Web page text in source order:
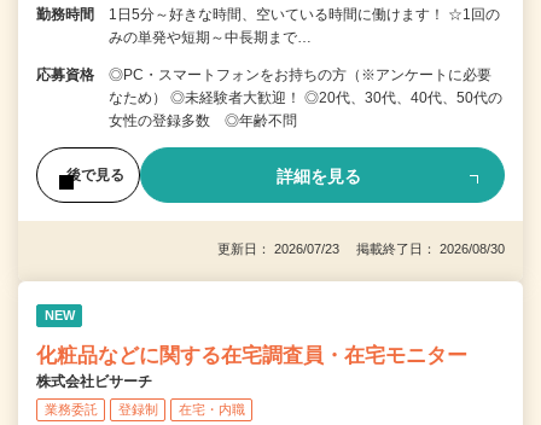
勤務時間
1日5分～好きな時間、空いている時間に働けます！ ☆1回の
みの単発や短期～中長期まで…
応募資格
◎PC・スマートフォンをお持ちの方（※アンケートに必要
なため） ◎未経験者大歓迎！ ◎20代、30代、40代、50代の
女性の登録多数 ◎年齢不問
後で見る 詳細を見る
更新日： 2026/07/23 掲載終了日： 2026/08/30
NEW
化粧品などに関する在宅調査員・在宅モニター
株式会社ビサーチ
業務委託 登録制 在宅・内職